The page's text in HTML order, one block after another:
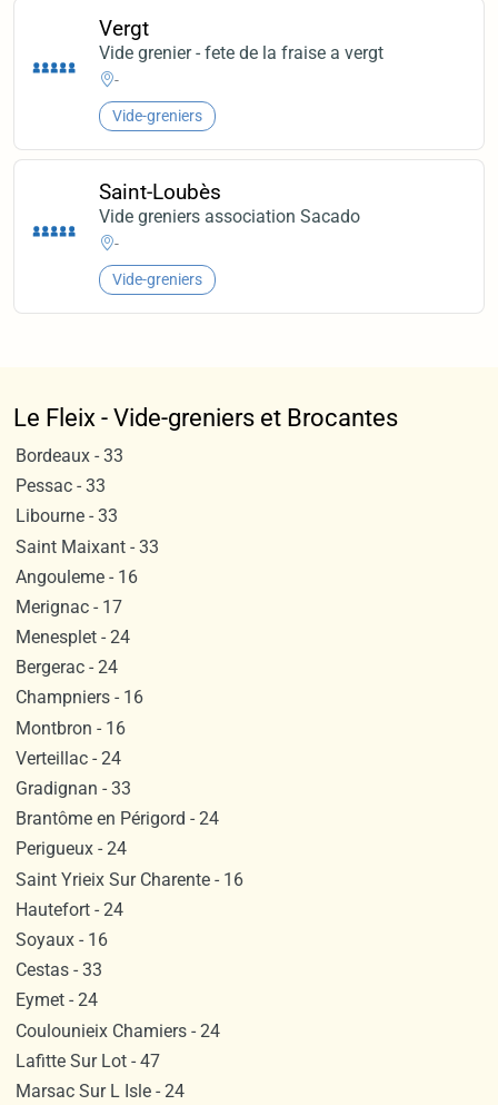
Vergt
Vide grenier - fete de la fraise a vergt
-
Vide-greniers
Saint-Loubès
Vide greniers association Sacado
-
Vide-greniers
Le Fleix - Vide-greniers et Brocantes
Bordeaux - 33
Pessac - 33
Libourne - 33
Saint Maixant - 33
Angouleme - 16
Merignac - 17
Menesplet - 24
Bergerac - 24
Champniers - 16
Montbron - 16
Verteillac - 24
Gradignan - 33
Brantôme en Périgord - 24
Perigueux - 24
Saint Yrieix Sur Charente - 16
Hautefort - 24
Soyaux - 16
Cestas - 33
Eymet - 24
Coulounieix Chamiers - 24
Lafitte Sur Lot - 47
Marsac Sur L Isle - 24